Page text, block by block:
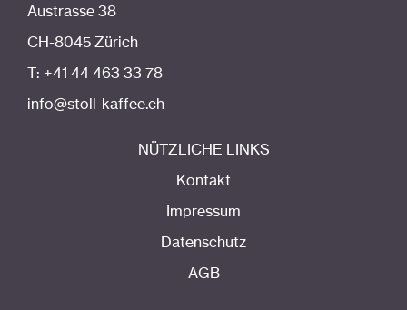
Austrasse 38
CH-8045 Zürich
T: +41 44 463 33 78
info@stoll-kaffee.ch
NÜTZLICHE LINKS
Kontakt
Impressum
Datenschutz
AGB